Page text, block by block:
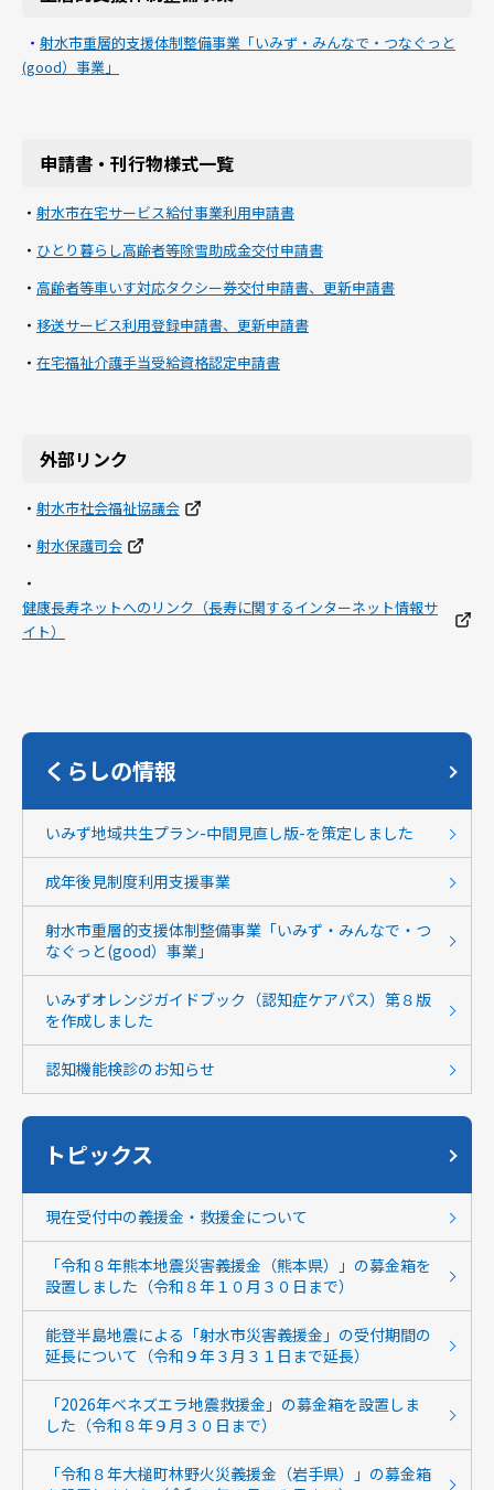
・ 射水市重層的支援体制整備事業「いみず・みんなで・つなぐっと
(good）事業」
申請書・刊行物様式一覧
・ 射水市在宅サービス給付事業利用申請書
・ ひとり暮らし高齢者等除雪助成金交付申請書
・ 高齢者等車いす対応タクシー券交付申請書、更新申請書
・ 移送サービス利用登録申請書、更新申請書
・ 在宅福祉介護手当受給資格認定申請書
外部リンク
・ 射水市社会福祉協議会
・ 射水保護司会
・
健康長寿ネットへのリンク（長寿に関するインターネット情報サ
イト）
くらしの情報
いみず地域共生プラン-中間見直し版-を策定しました
成年後見制度利用支援事業
射水市重層的支援体制整備事業「いみず・みんなで・つ
なぐっと(good）事業」
いみずオレンジガイドブック（認知症ケアパス）第８版
を作成しました
認知機能検診のお知らせ
トピックス
現在受付中の義援金・救援金について
「令和８年熊本地震災害義援金（熊本県）」の募金箱を
設置しました（令和８年１０月３０日まで）
能登半島地震による「射水市災害義援金」の受付期間の
延長について（令和９年３月３１日まで延長）
「2026年ベネズエラ地震救援金」の募金箱を設置しま
した（令和８年９月３０日まで）
「令和８年大槌町林野火災義援金（岩手県）」の募金箱